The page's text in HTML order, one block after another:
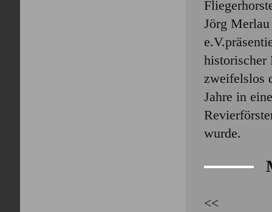
Jörg
historischer
zweifelslos
Jahre in
wurde.
<<